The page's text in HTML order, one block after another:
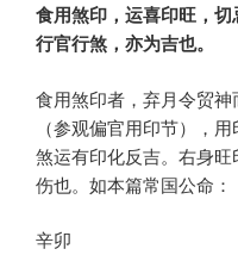
食用煞印，运喜印旺，切
行官行煞，亦为吉也。
食用煞印者，弃月令贸
（参观偏官用印节），
煞运有印化反吉。右身
伤也。如本篇常国公命：
辛卯